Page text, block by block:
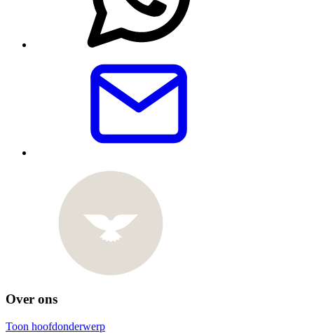
Over ons
Toon hoofdonderwerp